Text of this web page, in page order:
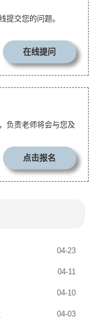
提交您的问题。
在线提问
负责老师将会与您及
点击报名
04-23
04-11
04-10
04-03